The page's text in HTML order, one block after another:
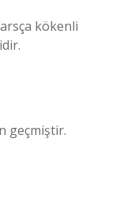
kökenli
geçmiştir.